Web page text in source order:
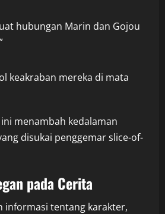
hubungan Marin dan Gojou
keakraban mereka di mata
menambah kedalaman
disukai penggemar slice-of-
pada Cerita
informasi tentang karakter,